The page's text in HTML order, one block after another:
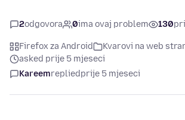
2odgovora 0ima ovaj problem 130
Firefox za Android
Kvarovi na web
asked prije 5 mjeseci
Kareemrepliedprije 5 mjeseci